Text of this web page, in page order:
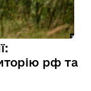
рф та